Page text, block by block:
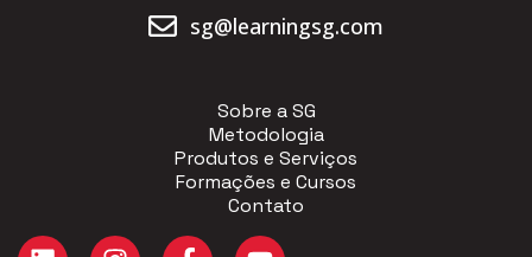
sg@learningsg.com
Sobre a SG
Metodologia
Produtos e Serviços
Formações e Cursos
Contato